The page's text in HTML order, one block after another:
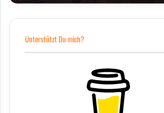
Unterstützt Du mich?